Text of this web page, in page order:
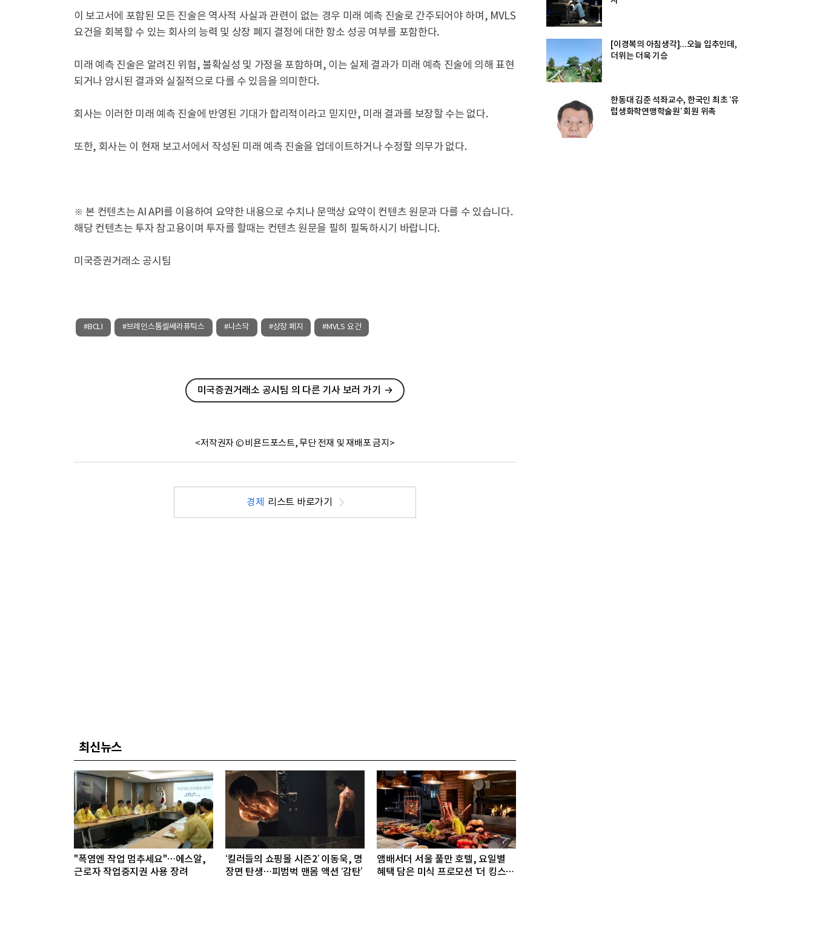
이 보고서에 포함된 모든 진술은 역사적 사실과 관련이 없는 경우 미래 예측 진술로 간주되어야 하며, MVLS
요건을 회복할 수 있는 회사의 능력 및 상장 폐지 결정에 대한 항소 성공 여부를 포함한다.
미래 예측 진술은 알려진 위험, 불확실성 및 가정을 포함하며, 이는 실제 결과가 미래 예측 진술에 의해 표현
되거나 암시된 결과와 실질적으로 다를 수 있음을 의미한다.
회사는 이러한 미래 예측 진술에 반영된 기대가 합리적이라고 믿지만, 미래 결과를 보장할 수는 없다.
또한, 회사는 이 현재 보고서에서 작성된 미래 예측 진술을 업데이트하거나 수정할 의무가 없다.
※ 본 컨텐츠는 AI API를 이용하여 요약한 내용으로 수치나 문맥상 요약이 컨텐츠 원문과 다를 수 있습니다.
해당 컨텐츠는 투자 참고용이며 투자를 할때는 컨텐츠 원문을 필히 필독하시기 바랍니다.
미국증권거래소 공시팀
#BCLI #브레인스톰셀쎄라퓨틱스 #나스닥 #상장 폐지 #MVLS 요건
미국증권거래소 공시팀 의 다른 기사 보러 가기
<저작권자 © 비욘드포스트, 무단 전재 및 재배포 금지>
경제 리스트 바로가기
최신뉴스
"폭염엔 작업 멈추세요"…에스알,
근로자 작업중지권 사용 장려
‘킬러들의 쇼핑몰 시즌2’ 이동욱, 명
장면 탄생…피범벅 맨몸 액션 ‘감탄’
앰배서더 서울 풀만 호텔, 요일별
혜택 담은 미식 프로모션 ‘더 킹스 :
[이경복의 아침생각]...오늘 입추인데,
더위는 더욱 기승
한동대 김준 석좌교수, 한국인 최초 ‘유
럽생화학연맹학술원’ 회원 위촉